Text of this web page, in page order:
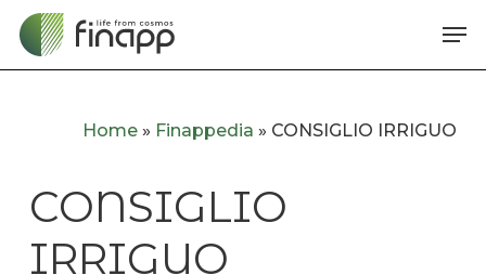
Skip
Home » Finappedia » CONSIGLIO IRRIGUO
CONSIGLIO
IRRIGUO